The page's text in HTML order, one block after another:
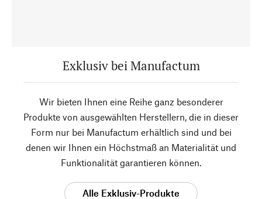
Exklusiv bei Manufactum
Wir bieten Ihnen eine Reihe ganz besonderer
Produkte von ausgewählten Herstellern, die in dieser
Form nur bei Manufactum erhältlich sind und bei
denen wir Ihnen ein Höchstmaß an Materialität und
Funktionalität garantieren können.
Alle Exklusiv-Produkte